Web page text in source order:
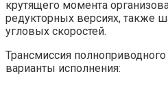
крутящего момента
редукторных версиях, также
угловых скоростей.
Трансмиссия
варианты исполнения: